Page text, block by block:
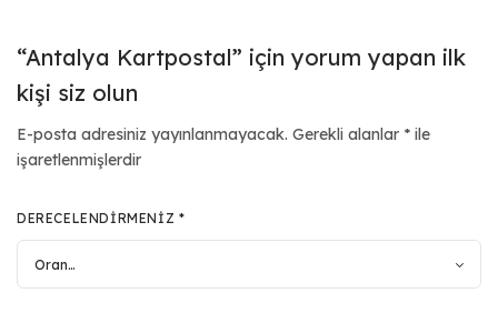
“Antalya Kartpostal” için yorum yapan ilk
kişi siz olun
E-posta adresiniz yayınlanmayacak. Gerekli alanlar * ile
işaretlenmişlerdir
DERECELENDIRMENIZ *